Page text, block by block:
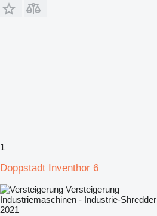
1
Doppstadt Inventhor 6
Versteigerung
Industriemaschinen - Industrie-Shredder
2021